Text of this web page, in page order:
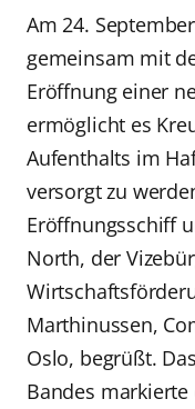
Am 24.
gemeinsam mit
Eröffnung einer
ermöglicht es
Aufenthalts im
versorgt zu
Eröffnungsschiff
North, der
Marthinussen,
Oslo, begrüßt.
Bandes